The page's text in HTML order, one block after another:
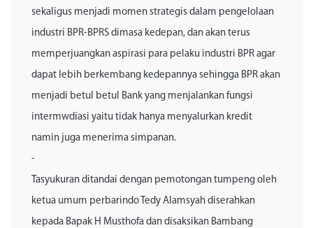
sekaligus menjadi momen strategis dalam pengelolaan
industri BPR-BPRS dimasa kedepan, dan akan terus
memperjuangkan aspirasi para pelaku industri BPR agar
dapat lebih berkembang kedepannya sehingga BPR akan
menjadi betul betul Bank yang menjalankan fungsi
intermwdiasi yaitu tidak hanya menyalurkan kredit
namin juga menerima simpanan.
-
Tasyukuran ditandai dengan pemotongan tumpeng oleh
ketua umum perbarindo Tedy Alamsyah diserahkan
kepada Bapak H Musthofa dan disaksikan Bambang